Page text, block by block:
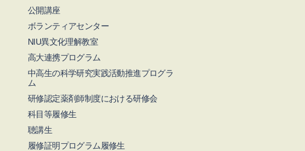
公開講座
ボランティアセンター
NIU異文化理解教室
高大連携プログラム
中高生の科学研究実践活動推進プログラ
ム
研修認定薬剤師制度における研修会
科目等履修生
聴講生
履修証明プログラム履修生